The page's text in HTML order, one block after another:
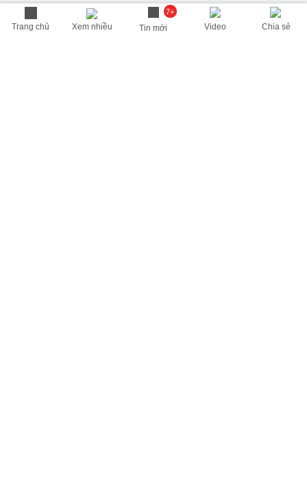
Trang chủ Xem nhiều
7+
Tin mới Video Chia sẻ